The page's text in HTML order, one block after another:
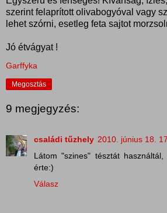
szerint felaprított olivabogyóval vagy
lehet szórni, esetleg feta sajtot
Jó étvágyat !
Garffyka
Megosztás
9 megjegyzés:
családi tűzhely 2010. június 18.
Látom "szines" tésztát
érte:)
Válasz